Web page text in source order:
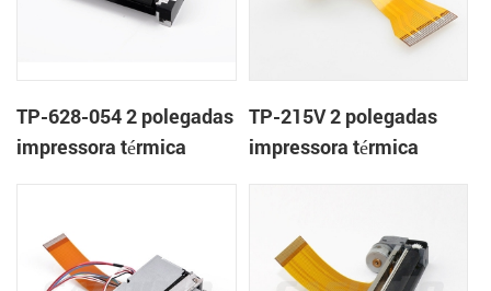
TP-628-054 2 polegadas
impressora térmica
TP-215V 2 polegadas
impressora térmica